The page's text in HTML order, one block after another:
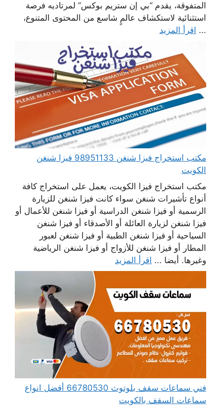
المتفوقة، يقدم “بي إن ستريم بوكس” لمرتاديه فرصة
استثنائية لاستكشاف عالمٍ شاسع من المحتوى المتنوع،
... اقرأ المزيد
مكتب استخراج فيزا شنغن 98951133 فيزا شنغن
الكويت
مكتب استخراج فيزا الكويت، يعمل على استخراج كافة
أنواع تأشيرات شنغن سواء كانت فيزا شنغن للزيارة
الرسمية أو فيزا شنغن الدراسية أو فيزا شنغن للأعمال أو
فيزا شنغن لزيارة العائلة أو الأصدقاء أو فيزا شنغن
السياحية أو فيزا شنغن الطبية أو فيزا شنغن لعبور
المطار أو فيزا شنغن للأزواج أو فيزا شنغن الرياضية
وغيرها. أيضا ... اقرأ المزيد
فني سماعات سقف بلوتوث 66780530 أفضل انواع
سماعات السقف بالكويت